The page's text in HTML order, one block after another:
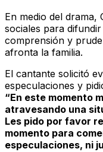
En medio del drama,
sociales para
comprensión y
afronta la familia.
El cantante solicitó
especulaciones y
“En este momento
atravesando una
Les pido por favor
momento para
especulaciones, ni